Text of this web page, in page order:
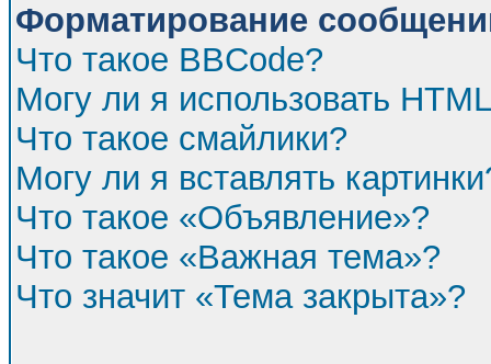
Форматирование
Что такое BBCode?
Могу ли я использовать
Что такое смайлики?
Могу ли я вставлять
Что такое «Объявление»?
Что такое «Важная тема»?
Что значит «Тема закрыта»?